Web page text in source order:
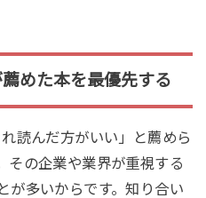
めた本を最優先する
読んだ方がいい」と薦めら
その企業や業界が重視する
が多いからです。知り合い